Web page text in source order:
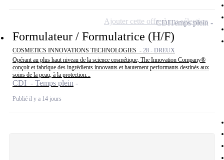
Formulateur / Formulatrice (H/F)
COSMETICS INNOVATIONS TECHNOLOGIES - 28 - DREUX
Opérant au plus haut niveau de la science cosmétique, The Innovation Company®
conçoit et fabrique des ingrédients innovants et hautement performants destinés aux
soins de la peau, à la protection...
CDI - Temps plein
Publié il y a 14 jours
CDITemps plein
Ajouter cette offre à ma sélection